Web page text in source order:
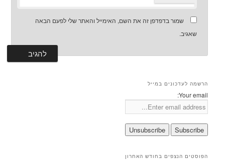
שמור בדפדפן זה את השם, האימייל והאתר שלי לפעם הבאה
שאגיב.
הרשמה לעדכונים במייל
Your email:
הפוסטים הנצפים בחודש האחרון